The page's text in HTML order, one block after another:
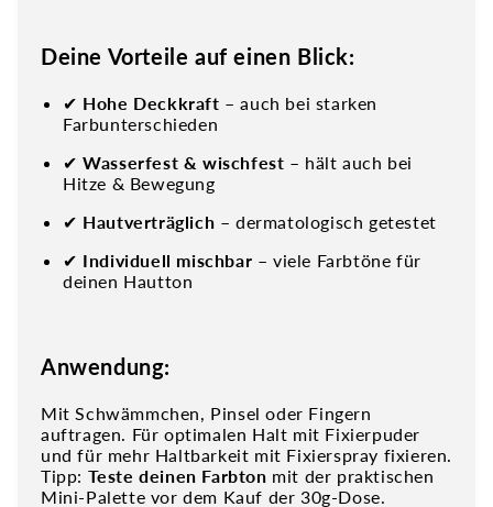
Deine Vorteile auf einen Blick:
✔ Hohe Deckkraft – auch bei starken
Farbunterschieden
✔Wasserfest & wischfest – hält auch bei
Hitze & Bewegung
✔ Hautverträglich – dermatologisch getestet
✔ Individuell mischbar – viele Farbtöne für
deinen Hautton
Anwendung:
Mit Schwämmchen, Pinsel oder Fingern
auftragen. Für optimalen Halt mit Fixierpuder
und für mehr Haltbarkeit mit Fixierspray fixieren.
Tipp: Teste deinen Farbton mit der praktischen
Mini-Palette vor dem Kauf der 30g-Dose.